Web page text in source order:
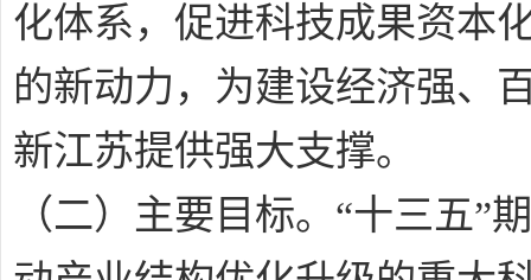
化体系，促进科技成果资本
的新动力，为建设经济强、
新江苏提供强大支撑。
（二）主要目标。“十三五”